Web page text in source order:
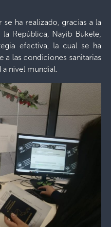
ha realizado, gracias a la
República, Nayib Bukele,
efectiva, la cual se ha
a las condiciones sanitarias
a nivel mundial.